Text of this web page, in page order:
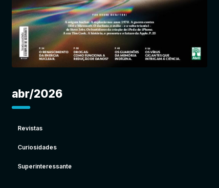
abr/2026
Revistas
Curiosidades
Superinteressante